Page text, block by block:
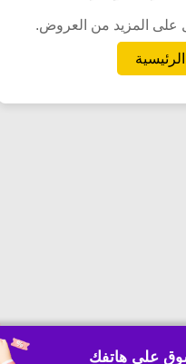
على المزيد من العروض.
على هاتفك